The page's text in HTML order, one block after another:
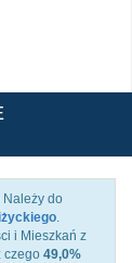
Należy do
.
i Mieszkań z
czego 49,0%